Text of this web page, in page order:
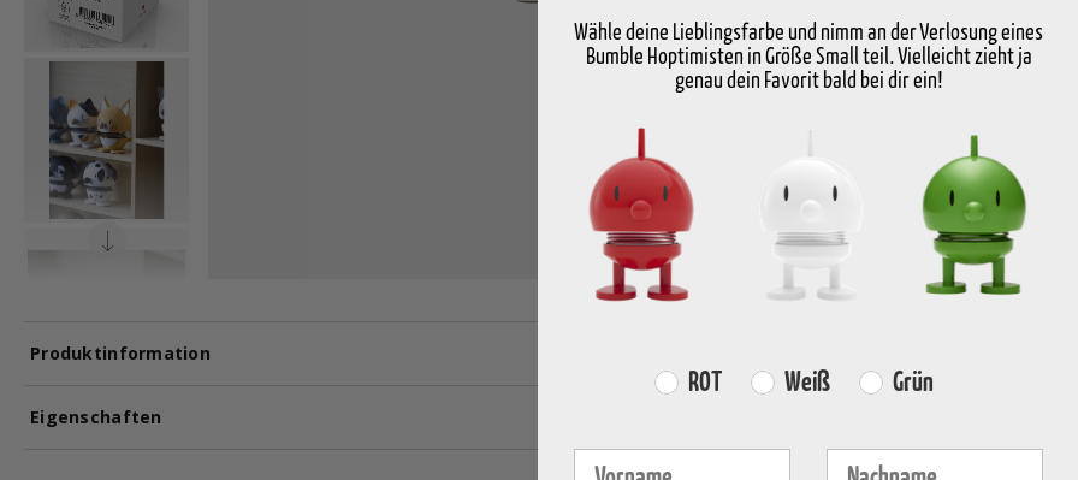
Bimble und
Designers: Ein
ein Teil der
Energie, gute
Es gibt
über €59
Eigenschaften
Produktinformation
Wähle deine Lieblingsfarbe und nimm an der Verlosung eines
Bumble Hoptimisten in Größe Small teil. Vielleicht zieht ja
genau dein Favorit bald bei dir ein!
Farvevalg
ROT Weiß Grün
Fornavn Efternavn